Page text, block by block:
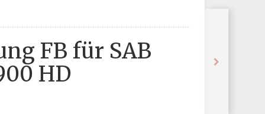
FB für SAB
HD